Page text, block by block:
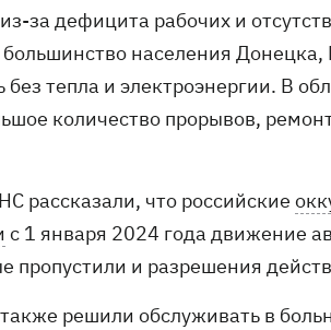
за дефицита рабочих и
населения
без тепла и электроэнергии. В
количество прорывов,
рассказали, что российские
с 1 января 2024 года движение
пропустили и разрешения
решили обслуживать в